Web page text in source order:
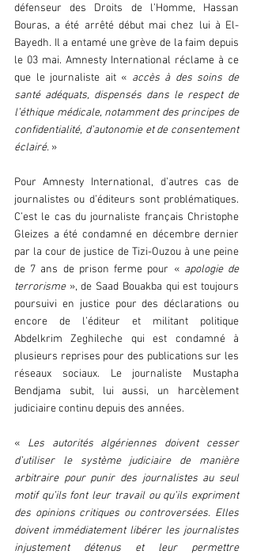
défenseur des Droits de l’Homme, Hassan
Bouras, a été arrêté début mai chez lui à El-
Bayedh. Il a entamé une grève de la faim depuis
le 03 mai. Amnesty International réclame à ce
que le journaliste ait « accès à des soins de
santé adéquats, dispensés dans le respect de
l’éthique médicale, notamment des principes de
confidentialité, d’autonomie et de consentement
éclairé. »
Pour Amnesty International, d’autres cas de
journalistes ou d’éditeurs sont problématiques.
C’est le cas du journaliste français Christophe
Gleizes a été condamné en décembre dernier
par la cour de justice de Tizi-Ouzou à une peine
de 7 ans de prison ferme pour « apologie de
terrorisme », de Saad Bouakba qui est toujours
poursuivi en justice pour des déclarations ou
encore de l’éditeur et militant politique
Abdelkrim Zeghileche qui est condamné à
plusieurs reprises pour des publications sur les
réseaux sociaux. Le journaliste Mustapha
Bendjama subit, lui aussi, un harcèlement
judiciaire continu depuis des années.
« Les autorités algériennes doivent cesser
d’utiliser le système judiciaire de manière
arbitraire pour punir des journalistes au seul
motif qu’ils font leur travail ou qu’ils expriment
des opinions critiques ou controversées. Elles
doivent immédiatement libérer les journalistes
injustement détenus et leur permettre